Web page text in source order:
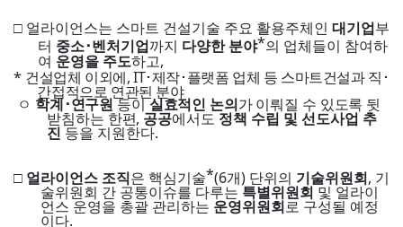
□ 얼라이언스는 스마트 건설기술 주요 활용주체인 대기업부
터 중소･벤처기업까지 다양한 분야*의 업체들이 참여하
여 운영을 주도하고,
* 건설업체 이외에, IT･제작･플랫폼 업체 등 스마트건설과 직･
간접적으로 연관된 분야
ㅇ 학계･연구원등이실효적인 논의가 이뤄질 수 있도록 뒷
받침하는 한편, 공공에서도정책 수립 및 선도사업 추
진 등을 지원한다.
□ 얼라이언스 조직은 핵심기술*(6개) 단위의 기술위원회, 기
술위원회 간 공통이슈를 다루는특별위원회 및 얼라이
언스 운영을 총괄 관리하는 운영위원회로 구성될 예정
이다.